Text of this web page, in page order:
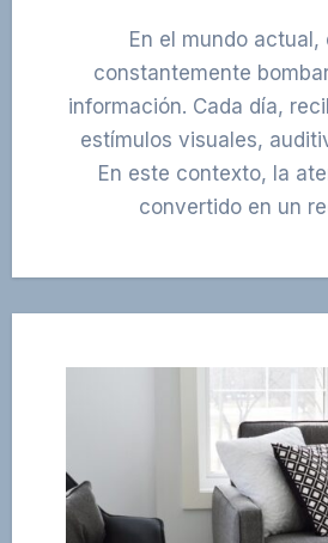
En el mundo actual, estamos
constantemente
información. Cada día,
estímulos visuales,
En este contexto, la
convertido en un